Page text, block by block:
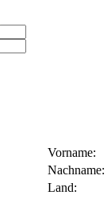
Vorname:
Nachname:
Land: